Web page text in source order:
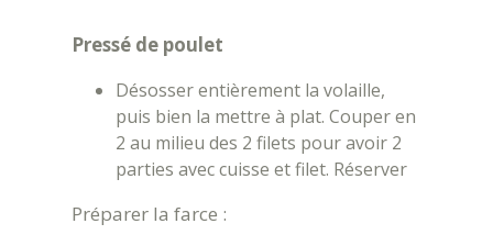
Pressé de poulet
Désosser entièrement la volaille,
puis bien la mettre à plat. Couper en
2 au milieu des 2 filets pour avoir 2
parties avec cuisse et filet. Réserver
Préparer la farce :